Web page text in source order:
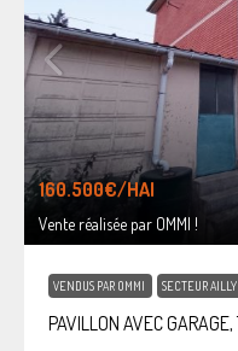
160.500€/HAI
Vente réalisée par OMMI !
VENDUS PAR OMMI SECTEUR
PAVILLON AVEC